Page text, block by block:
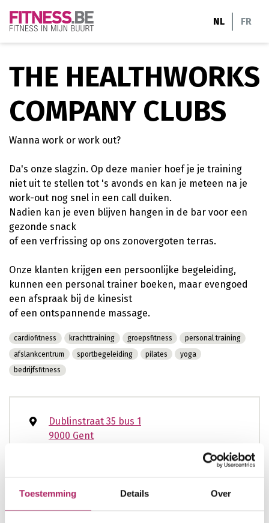
Toestemming Details Over
NL FR
THE HEALTHWORKS
COMPANY CLUBS
Wanna work or work out?
Da's onze slagzin. Op deze manier hoef je je training
niet uit te stellen tot 's avonds en kan je meteen na je
work-out nog snel in een call duiken.
Nadien kan je even blijven hangen in de bar voor een
gezonde snack
of een verfrissing op ons zonovergoten terras.
Onze klanten krijgen een persoonlijke begeleiding,
kunnen een personal trainer boeken, maar evengoed
een afspraak bij de kinesist
of een ontspannende massage.
cardiofitness krachttraining groepsfitness
personal training
afslankcentrum
sportbegeleiding pilates
yoga
bedrijfsfitness
Dublinstraat 35 bus 1
9000 Gent
www.thehealthworkscompany.be